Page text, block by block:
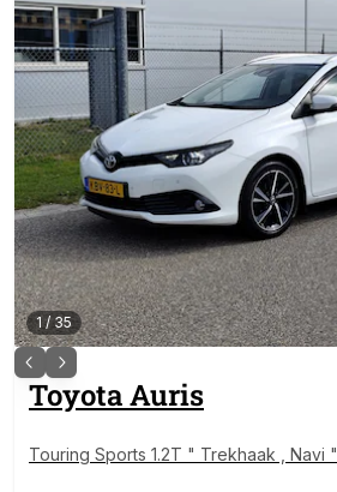
1/35
ToyotaAuris
Touring Sports 1.2T " Trekhaak , Navi "